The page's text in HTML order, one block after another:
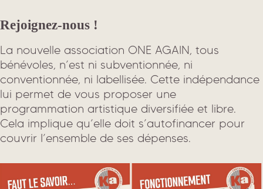
Rejoignez-nous !
La nouvelle association ONE AGAIN, tous
bénévoles, n’est ni subventionnée, ni
conventionnée, ni labellisée. Cette indépendance
lui permet de vous proposer une
programmation artistique diversifiée et libre.
Cela implique qu’elle doit s’autofinancer pour
couvrir I’ensemble de ses dépenses.